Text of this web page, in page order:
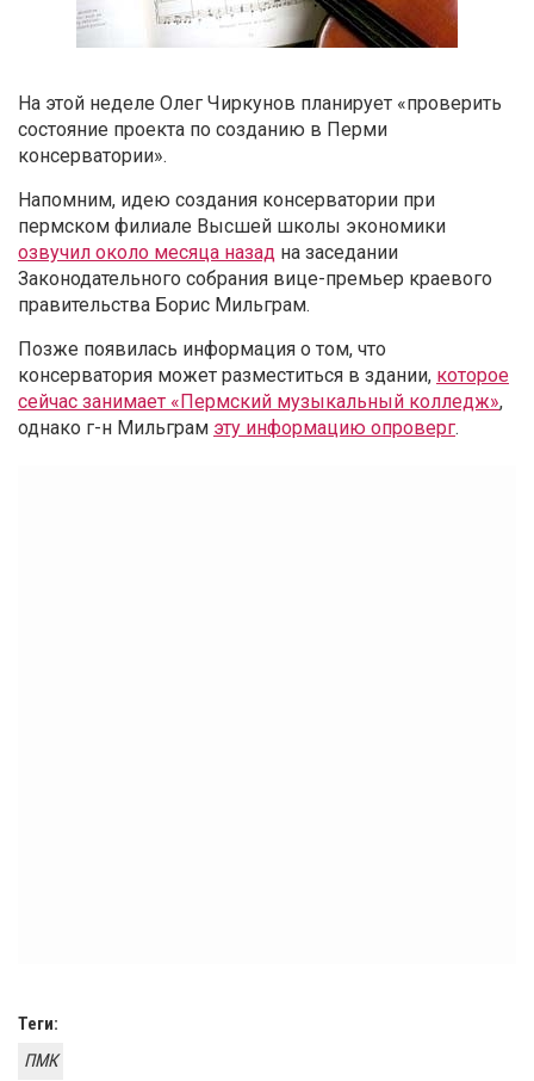
На этой неделе Олег Чиркунов планирует «проверить
состояние проекта по созданию в Перми
консерватории».
Напомним, идею создания консерватории при
пермском филиале Высшей школы экономики
озвучил около месяца назад на заседании
Законодательного собрания вице-премьер краевого
правительства Борис Мильграм.
Позже появилась информация о том, что
консерватория может разместиться в здании, которое
сейчас занимает «Пермский музыкальный колледж»,
однако г-н Мильграм эту информацию опроверг.
Теги:
ПМК